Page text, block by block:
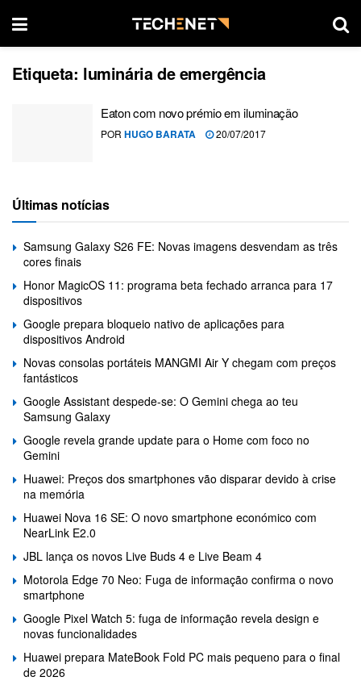
Etiqueta: luminária de emergência
Eaton com novo prémio em iluminação
POR HUGO BARATA 20/07/2017
Últimas notícias
Samsung Galaxy S26 FE: Novas imagens desvendam as três
cores finais
Honor MagicOS 11: programa beta fechado arranca para 17
dispositivos
Google prepara bloqueio nativo de aplicações para
dispositivos Android
Novas consolas portáteis MANGMI Air Y chegam com preços
fantásticos
Google Assistant despede-se: O Gemini chega ao teu
Samsung Galaxy
Google revela grande update para o Home com foco no
Gemini
Huawei: Preços dos smartphones vão disparar devido à crise
na memória
Huawei Nova 16 SE: O novo smartphone económico com
NearLink E2.0
JBL lança os novos Live Buds 4 e Live Beam 4
Motorola Edge 70 Neo: Fuga de informação confirma o novo
smartphone
Google Pixel Watch 5: fuga de informação revela design e
novas funcionalidades
Huawei prepara MateBook Fold PC mais pequeno para o final
de 2026